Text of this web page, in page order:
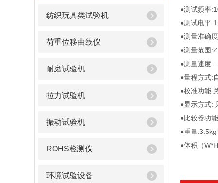
纺织玩具类试验机
荷重位移曲线仪
耐磨试验机
拉力试验机
振动试验机
ROHS检测仪
环境试验设备
●测试频率
●测试电平
●测量准确
●测量范围
●测量速度:
●量程方式:
●校准功能:
●显示方式:
●比较器功
●重量:3.5kg
●体积（